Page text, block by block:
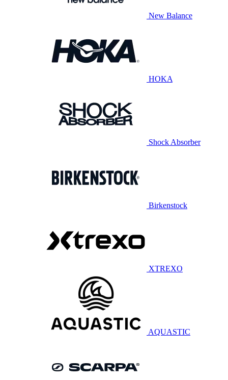
New Balance
HOKA
Shock Absorber
Birkenstock
XTREXO
AQUASTIC